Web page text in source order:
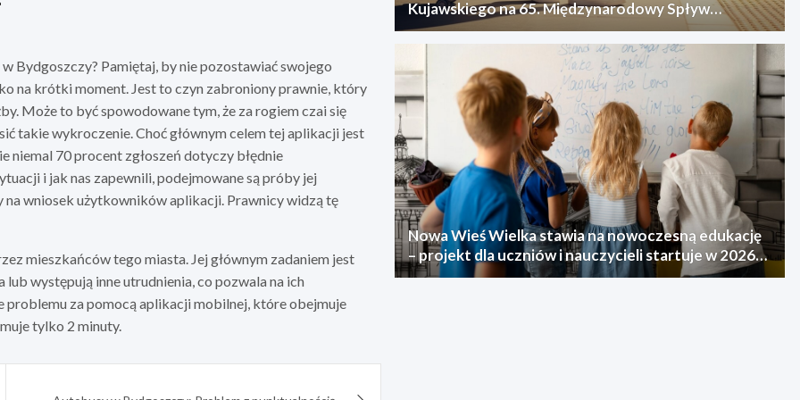
Bydgoszczy? Pamiętaj, by nie pozostawiać swojego
na krótki moment. Jest to czyn zabroniony prawnie, który
Może to być spowodowane tym, że za rogiem czai się
takie wykroczenie. Choć głównym celem tej aplikacji jest
70 procent zgłoszeń dotyczy błędnie
i jak nas zapewnili, podejmowane są próby jej
wniosek użytkowników aplikacji. Prawnicy widzą tę
mieszkańców tego miasta. Jej głównym zadaniem jest
występują inne utrudnienia, co pozwala na ich
problemu za pomocą aplikacji mobilnej, które obejmuje
tylko 2 minuty.
Kujawskiego na 65. Międzynarodowy Spływ
Kajakowy
Nowa Wieś Wielka stawia na nowoczesną edukację
– projekt dla uczniów i nauczycieli startuje w 2026
roku